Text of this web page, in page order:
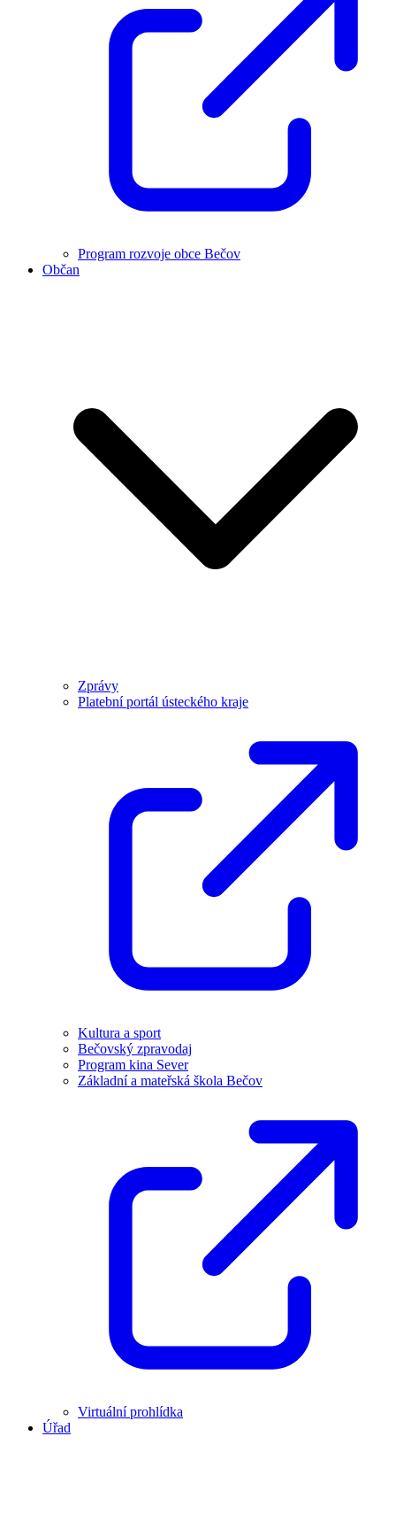
Program rozvoje obce Bečov
Občan
Zprávy
Platební portál ústeckého kraje
Kultura a sport
Bečovský zpravodaj
Program kina Sever
Základní a mateřská škola Bečov
Virtuální prohlídka
Úřad